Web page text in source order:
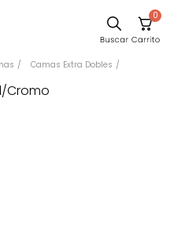
0
Camas Extra Dobles
Cromo